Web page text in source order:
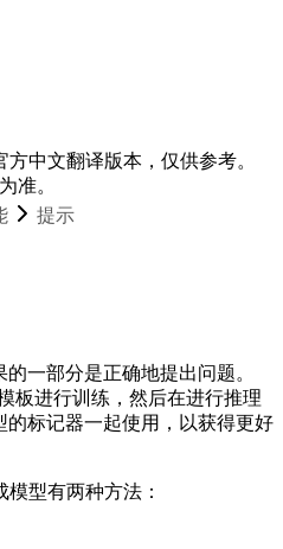
方中文翻译版本，仅供参考。
为准。
提示
一部分是正确地提出问题。
板进行训练，然后在进行推理
标记器一起使用，以获得更好
模型有两种方法：